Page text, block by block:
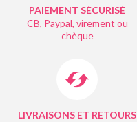
PAIEMENT SÉCURISÉ
CB, Paypal, virement ou
chèque
LIVRAISONS ET RETOURS